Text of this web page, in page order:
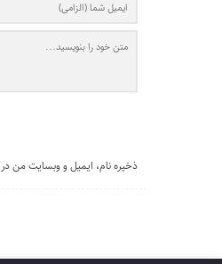
ذخیره نام، ایمیل و وبسایت من